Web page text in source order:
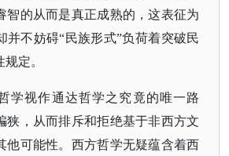
智的从而是真正成熟的，这表征为
并不妨碍“民族形式”负荷着突破民
定。
学视作通达哲学之究竟的唯一路
狭，从而排斥和拒绝基于非西方文
他可能性。西方哲学无疑蕴含着西